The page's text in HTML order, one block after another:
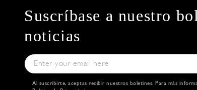
Suscríbase a nuestro
noticias
Al suscribirte, aceptas recibir nuestros boletines. Para más